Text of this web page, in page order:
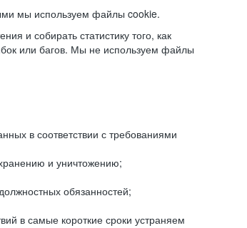
мы используем файлы cookie.
и собирать статистику того, как
или багов. Мы не используем файлы
в соответствии с требованиями
и уничтожению;
обязанностей;
в самые короткие сроки устраняем